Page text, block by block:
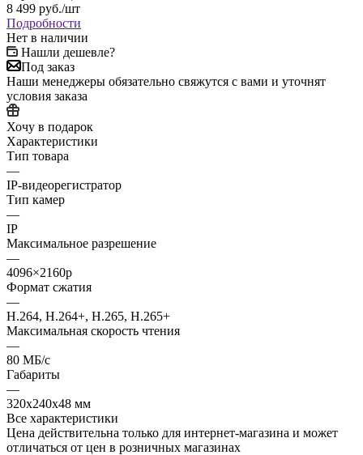
8 499 руб./шт
Подробности
Нет в наличии
Нашли дешевле?
Под заказ
Наши менеджеры обязательно свяжутся с вами и уточнят
условия заказа
Хочу в подарок
Характеристики
Тип товара
—
IP-видеорегистратор
Тип камер
—
IP
Максимальное разрешение
—
4096×2160p
Формат сжатия
—
H.264, H.264+, H.265, H.265+
Максимальная скорость чтения
—
80 МБ/с
Габариты
—
320x240x48 мм
Все характеристики
Цена действительна только для интернет-магазина и может
отличаться от цен в розничных магазинах